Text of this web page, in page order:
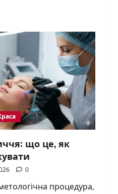
що це, як
0
процедура,